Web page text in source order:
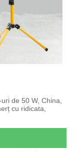
de 50 W, China,
cu ridicata,